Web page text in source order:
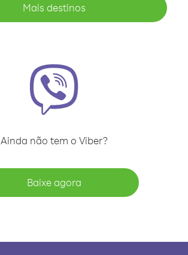
Mais destinos
Ainda não tem o Viber?
Baixe agora